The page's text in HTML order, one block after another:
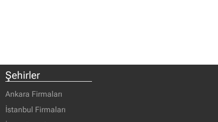
Şehirler
Ankara Firmaları
İstanbul Firmaları